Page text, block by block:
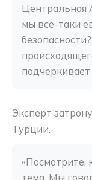
Центральная
мы все-таки
Эксперт
Турции.
«Посмотрите,